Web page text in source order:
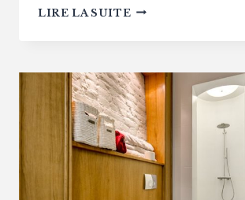
LIRE LA SUITE CRÉDENCE
MOSAÏQUE
:
IMPACT
VISUEL
EN
CUISINE
OUVERTE